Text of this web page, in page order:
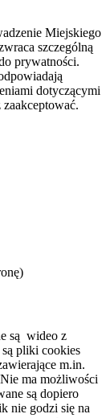
Miejskiego
szczególną
prywatności.
dotyczącymi
są wideo z
pliki cookies
m.in.
ma możliwości
są dopiero
nie godzi się na